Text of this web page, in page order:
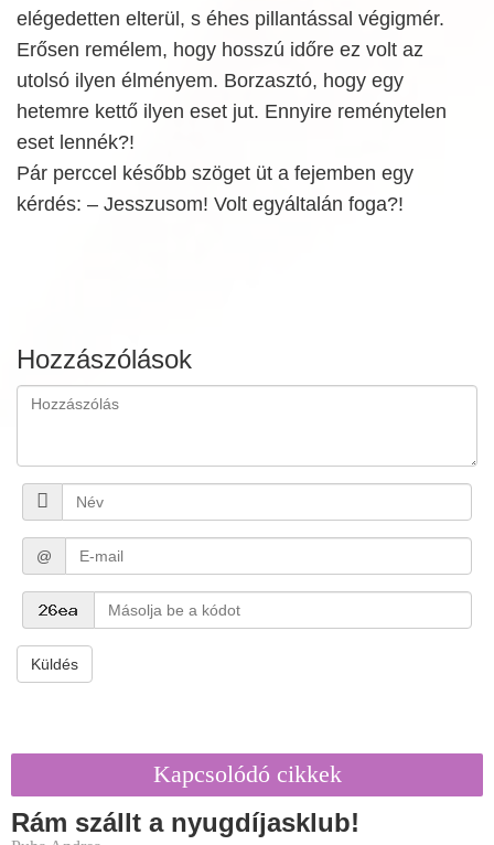
elégedetten elterül, s éhes pillantással végigmér.
Erősen remélem, hogy hosszú időre ez volt az
utolsó ilyen élményem. Borzasztó, hogy egy
hetemre kettő ilyen eset jut. Ennyire reménytelen
eset lennék?!
Pár perccel később szöget üt a fejemben egy
kérdés: – Jesszusom! Volt egyáltalán foga?!
Hozzászólások
@
Küldés
Kapcsolódó cikkek
Rám szállt a nyugdíjasklub!